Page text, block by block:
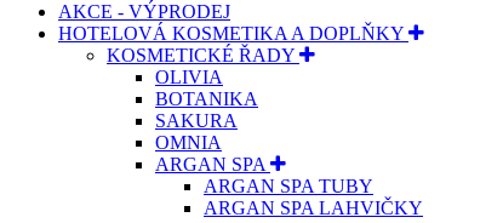
AKCE - VÝPRODEJ
HOTELOVÁ KOSMETIKA A DOPLŇKY
KOSMETICKÉ ŘADY
OLIVIA
BOTANIKA
SAKURA
OMNIA
ARGAN SPA
ARGAN SPA TUBY
ARGAN SPA LAHVIČKY